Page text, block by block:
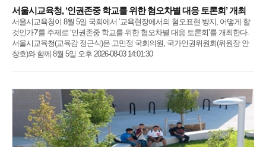
서울시교육청, ‘인권존중 학교를 위한 혐오차별 대응 토론회’ 개최
서울시교육청이 8월 5일 국회에서 ‘교육현장에서의 혐오표현 방지, 어떻게 할
것인가?’를 주제로 ‘인권존중 학교를 위한 혐오차별 대응 토론회’​를 개최한다.
서울시교육청(교육감 정근식)은 고민정 국회의원, 국가인권위원회(위원장 안
창호)와 함께 8월 5일 오후 2026-08-03 14:01:30